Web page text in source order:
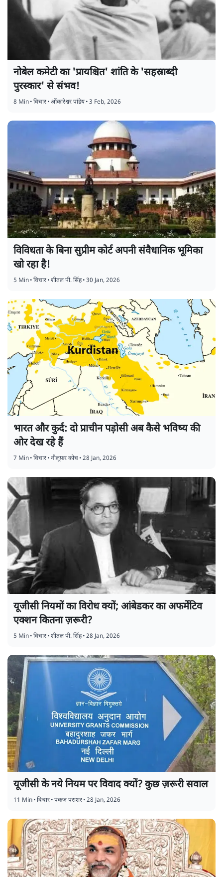
नोबेल कमेटी का 'प्रायश्चित' शांति के 'सहस्राब्दी
पुरस्कार' से संभव!
8 Min•विचार•ओंकारेश्वर पांडेय•3 Feb, 2026
विविधता के बिना सुप्रीम कोर्ट अपनी संवैधानिक भूमिका
खो रहा है!
5 Min•विचार•शीतल पी. सिंह•30 Jan, 2026
भारत और कुर्द: दो प्राचीन पड़ोसी अब कैसे भविष्य की
ओर देख रहे हैं
7 Min•विचार•नीलूफ़र कोच•28 Jan, 2026
यूजीसी नियमों का विरोध क्यों; आंबेडकर का अफर्मेटिव
एक्शन कितना ज़रूरी?
5 Min•विचार•शीतल पी. सिंह•28 Jan, 2026
यूजीसी के नये नियम पर विवाद क्यों? कुछ ज़रूरी सवाल
11 Min•विचार•पंकज पराशर•28 Jan, 2026